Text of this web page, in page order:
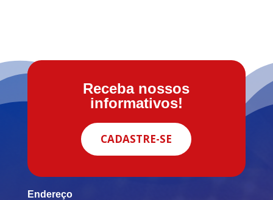
Receba nossos
informativos!
CADASTRE-SE
Endereço